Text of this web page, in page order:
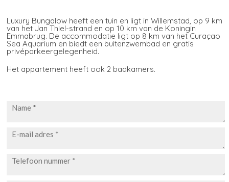
Luxury Bungalow heeft een tuin en ligt in Willemstad, op 9 km
van het Jan Thiel-strand en op 10 km van de Koningin
Emmabrug. De accommodatie ligt op 8 km van het Curaçao
Sea Aquarium en biedt een buitenzwembad en gratis
privéparkeergelegenheid.
Het appartement heeft ook 2 badkamers.